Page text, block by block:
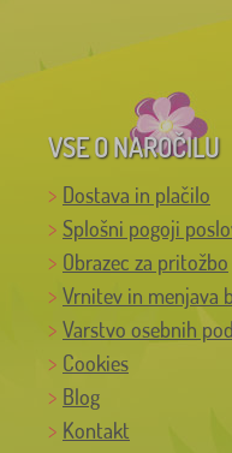
VSE O NAROČILU
Dostava in plačilo
Splošni pogoji
Obrazec za pritožbo
Vrnitev in menjava
Varstvo osebnih
Cookies
Blog
Kontakt